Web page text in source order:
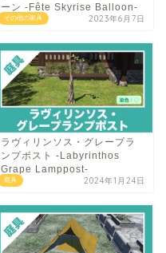
その他の家具
ーン -Fête Skyrise Balloon-
2023年6月7日
庭具
ラヴィリンソス・グレープラ
ンプポスト -Labyrinthos
Grape Lamppost-
2024年1月24日